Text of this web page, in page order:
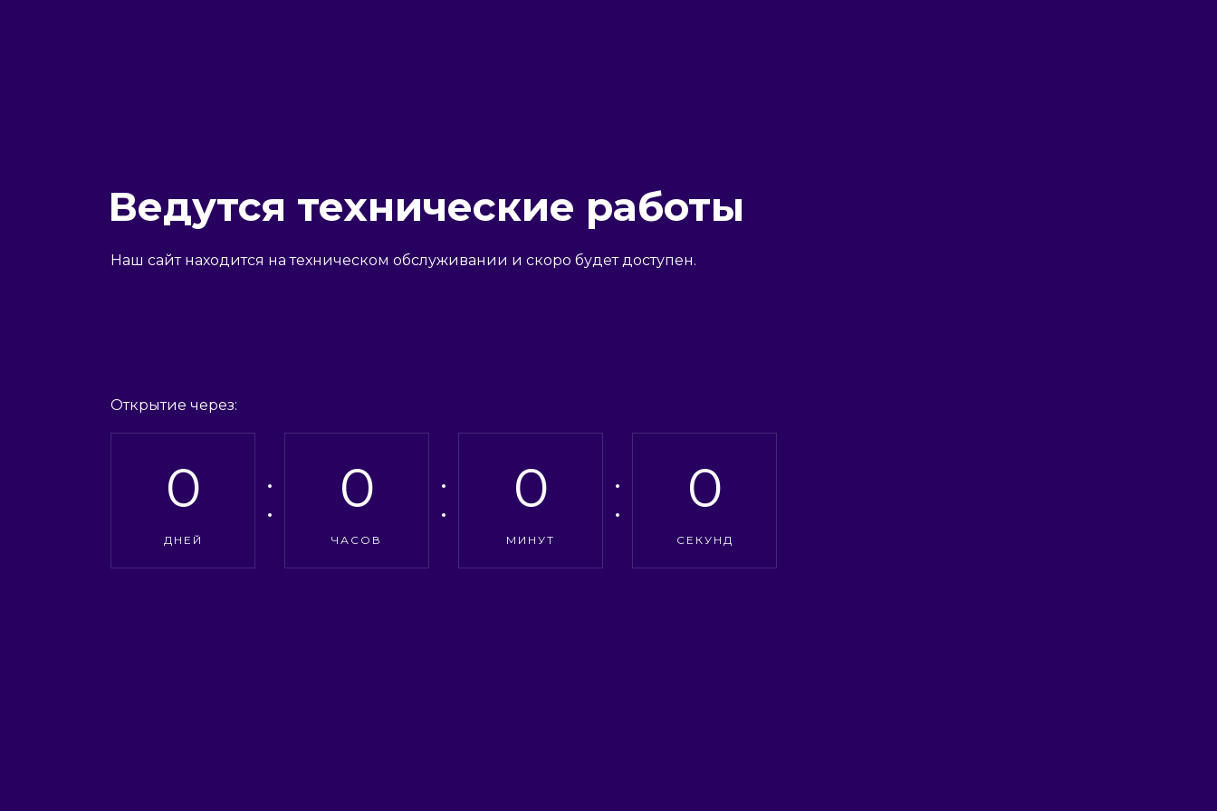
Ведутся технические работы
Наш сайт находится на техническом обслуживании и скоро будет доступен.
Открытие через:
0
ДНЕЙ
0
ЧАСОВ
0
МИНУТ
0
СЕКУНД